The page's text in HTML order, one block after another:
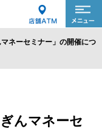
ネーセミナー」の開催につ
んマネーセ